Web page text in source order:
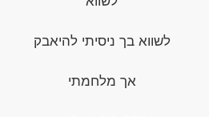
לשווא בך ניסיתי להיאבק
אך מלחמתי